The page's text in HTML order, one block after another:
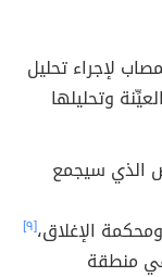
لإجراء تحليل
وتحليلها
الذي سيجمع
الإغلاق،[٩]
في منطقة